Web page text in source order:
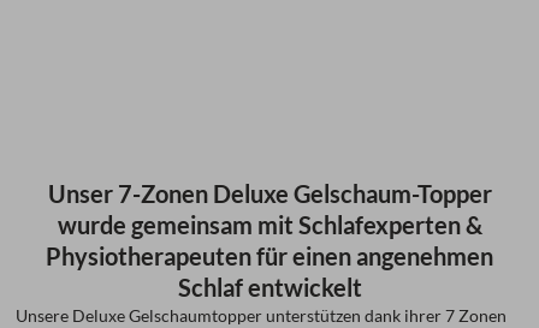
Unser 7-Zonen Deluxe Gelschaum-Topper
wurde gemeinsam mit Schlafexperten &
Physiotherapeuten für einen angenehmen
Schlaf entwickelt
Unsere Deluxe Gelschaumtopper unterstützen dank ihrer 7 Zonen